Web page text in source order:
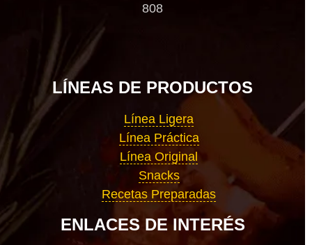
808
LÍNEAS DE PRODUCTOS
Línea Ligera
Línea Práctica
Línea Original
Snacks
Recetas Preparadas
ENLACES DE INTERÉS